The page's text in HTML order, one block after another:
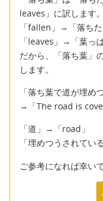
leaves」に訳します。
「fallen」→「落ちた
「leaves」→「葉っぱ
だから、「落ち葉」
します。
「落ち葉で道が埋め
→「The road is
「道」→「road」
「埋めつうされて
ご参考になれば幸いで